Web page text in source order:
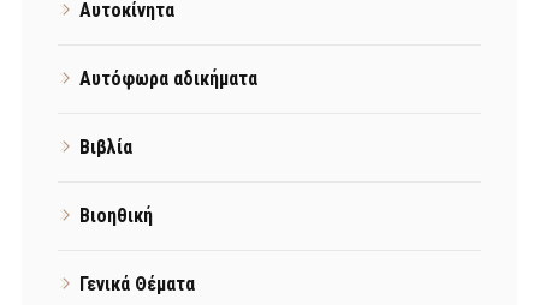
Αυτοκίνητα
Αυτόφωρα αδικήματα
Βιβλία
Βιοηθική
Γενικά Θέματα